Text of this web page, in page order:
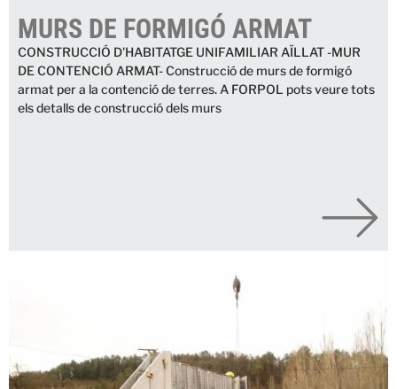
MURS DE FORMIGÓ ARMAT
CONSTRUCCIÓ D'HABITATGE UNIFAMILIAR AÏLLAT -MUR
DE CONTENCIÓ ARMAT- Construcció de murs de formigó
armat per a la contenció de terres. A FORPOL pots veure tots
els detalls de construcció dels murs